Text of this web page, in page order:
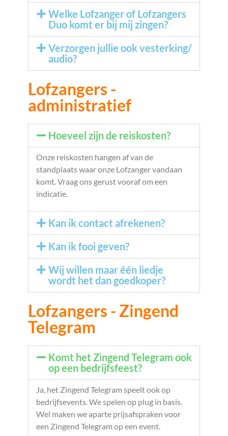
Welke Lofzanger of Lofzangers
Duo komt er bij mij zingen?
Verzorgen jullie ook vesterking/
audio?
Lofzangers -
administratief
Hoeveel zijn de reiskosten?
Onze reiskosten hangen af van de
standplaats waar onze Lofzanger vandaan
komt. Vraag ons gerust vooraf om een
indicatie.
Kan ik contact afrekenen?
Kan ik fooi geven?
Wij willen maar één liedje
wordt het dan goedkoper?
Lofzangers - Zingend
Telegram
Komt het Zingend Telegram ook
op een bedrijfsfeest?
Ja, het Zingend Telegram speelt ook op
bedrijfsevents. We spelen op plug in basis.
Wel maken we aparte prijsafspraken voor
een Zingend Telegram op een event.